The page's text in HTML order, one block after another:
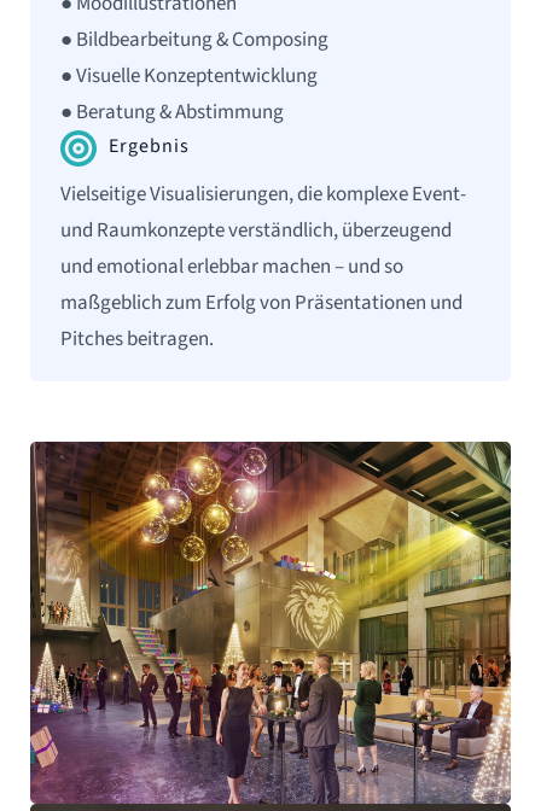
● Bildbearbeitung & Composing
● Visuelle Konzeptentwicklung
● Beratung & Abstimmung
Ergebnis
Vielseitige Visualisierungen, die komplexe Event-
und Raumkonzepte verständlich, überzeugend
und emotional erlebbar machen – und so
maßgeblich zum Erfolg von Präsentationen und
Pitches beitragen.